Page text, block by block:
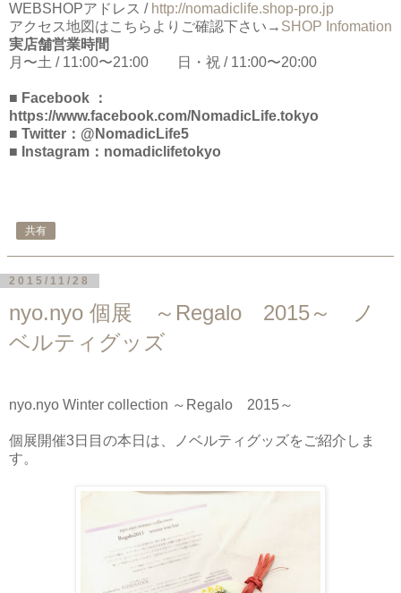
WEBSHOPアドレス / http://nomadiclife.shop-pro.jp
アクセス地図はこちらよりご確認下さい→ SHOP Infomation
実店舗営業時間
月〜土 / 11:00〜21:00 日・祝 / 11:00〜20:00
■ Facebook ：
https://www.facebook.com/NomadicLife.tokyo
■ Twitter：@NomadicLife5
■ Instagram：nomadiclifetokyo
共有
2015/11/28
nyo.nyo 個展 ～Regalo 2015～ ノ
ベルティグッズ
nyo.nyo Winter collection ～Regalo 2015～
個展開催3日目の本日は、ノベルティグッズをご紹介しま
す。